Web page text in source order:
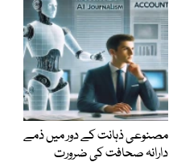
مصنوعی ذہانت کے دور میں ذمے
دارانہ صحافت کی ضرورت